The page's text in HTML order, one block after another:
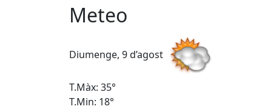
Meteo
Diumenge, 9 d’agost
T.Màx: 35°
T.Min: 18°